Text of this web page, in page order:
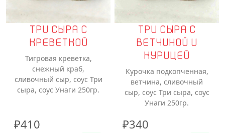
ТРИ СЫРА С
КРЕВЕТКОЙ
Тигровая креветка,
снежный краб,
сливочный сыр, соус Три
сыра, соус Унаги 250гр.
₽410
ТРИ СЫРА С
ВЕТЧИНОЙ И
КУРИЦЕЙ
Курочка подкопченная,
ветчина, сливочный
сыр, соус Три сыра, соус
Унаги 250гр.
₽340